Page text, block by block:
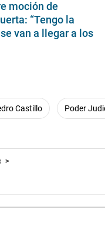
moción de
“Tengo la
van a llegar a los
Castillo Poder